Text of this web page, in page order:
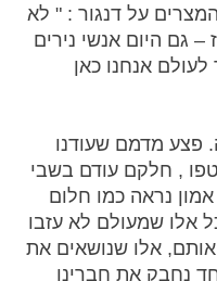
על דנגור : " לא
גם היום אנשי נירים
אנחנו כאן
פצע מדמם שעודנו
, חלקם עודם בשבי
נראה כמו חלום
אלו שמעולם לא עזבו
אלו שנושאים את
נחבק את חברינו